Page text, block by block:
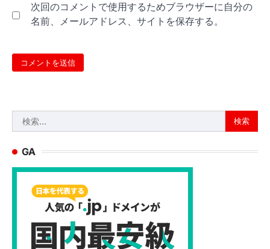
次回のコメントで使用するためブラウザーに自分の
名前、メールアドレス、サイトを保存する。
索:
GA